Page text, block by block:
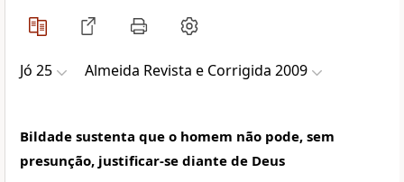
Jó 25 Almeida Revista e Corrigida 2009
Bildade sustenta que o homem não pode, sem
presunção, justificar-se diante de Deus